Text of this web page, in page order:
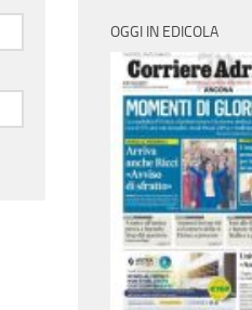
OGGI IN EDICOLA